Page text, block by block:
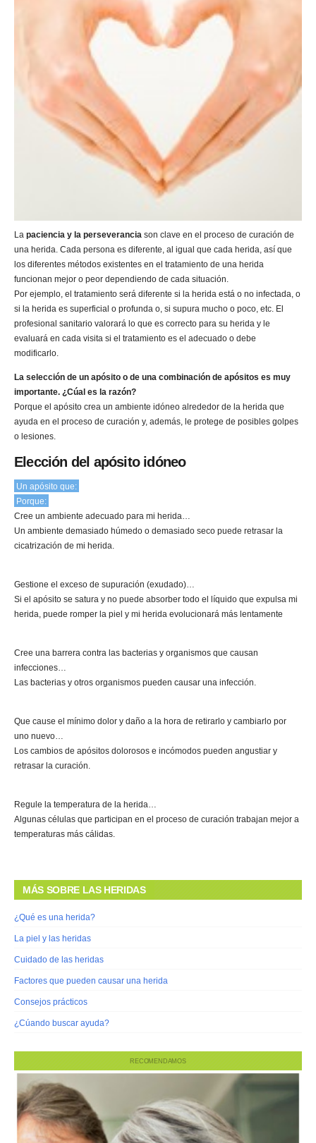
La paciencia y la perseverancia son clave en el proceso de curación de
una herida. Cada persona es diferente, al igual que cada herida, así que
los diferentes métodos existentes en el tratamiento de una herida
funcionan mejor o peor dependiendo de cada situación.
Por ejemplo, el tratamiento será diferente si la herida está o no infectada, o
si la herida es superficial o profunda o, si supura mucho o poco, etc. El
profesional sanitario valorará lo que es correcto para su herida y le
evaluará en cada visita si el tratamiento es el adecuado o debe
modificarlo.
La selección de un apósito o de una combinación de apósitos es muy
importante. ¿Cúal es la razón?
Porque el apósito crea un ambiente idóneo alrededor de la herida que
ayuda en el proceso de curación y, además, le protege de posibles golpes
o lesiones.
Elección del apósito idóneo
Un apósito que:
Porque:
Cree un ambiente adecuado para mi herida…
Un ambiente demasiado húmedo o demasiado seco puede retrasar la
cicatrización de mi herida.
Gestione el exceso de supuración (exudado)…
Si el apósito se satura y no puede absorber todo el líquido que expulsa mi
herida, puede romper la piel y mi herida evolucionará más lentamente
Cree una barrera contra las bacterias y organismos que causan
infecciones…
Las bacterias y otros organismos pueden causar una infección.
Que cause el mínimo dolor y daño a la hora de retirarlo y cambiarlo por
uno nuevo…
Los cambios de apósitos dolorosos e incómodos pueden angustiar y
retrasar la curación.
Regule la temperatura de la herida…
Algunas células que participan en el proceso de curación trabajan mejor a
temperaturas más cálidas.
MÁS SOBRE LAS HERIDAS
¿Qué es una herida?
La piel y las heridas
Cuidado de las heridas
Factores que pueden causar una herida
Consejos prácticos
¿Cúando buscar ayuda?
RECOMENDAMOS